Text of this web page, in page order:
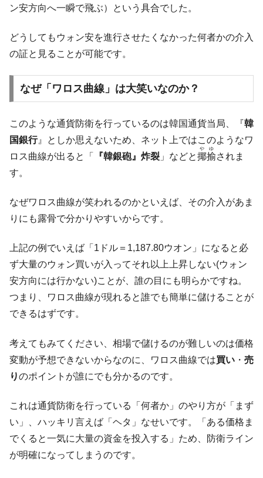
ン安方向へ一瞬で飛ぶ）という具合でした。
どうしてもウォン安を進行させたくなかった何者かの介入
の証と見ることが可能です。
なぜ「ワロス曲線」は大笑いなのか？
このような通貨防衛を行っているのは韓国通貨当局、『韓
国銀行』としか思えないため、ネット上ではこのようなワ
ロス曲線が出ると「
『韓銀砲』炸裂 」などと揶揄
やゆ
されま
す。
なぜワロス曲線が笑われるのかといえば、その介入があま
りにも露骨で分かりやすいからです。
上記の例でいえば「1ドル＝1,187.80ウオン」になると必
ず大量のウォン買いが入ってそれ以上上昇しない(ウォン
安方向には行かない)ことが、誰の目にも明らかですね。
つまり、ワロス曲線が現れると誰でも簡単に儲けることが
できるはずです。
考えてもみてください、相場で儲けるのが難しいのは価格
変動が予想できないからなのに、ワロス曲線では買い ・ 売
りのポイントが誰にでも分かるのです。
これは通貨防衛を行っている「何者か」のやり方が「まず
い」、ハッキリ言えば「ヘタ」なせいです。「ある価格ま
でくると一気に大量の資金を投入する」ため、防衛ライン
が明確になってしまうのです。